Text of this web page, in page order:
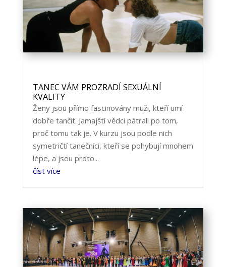
TANEC VÁM PROZRADÍ SEXUÁLNÍ
KVALITY
Ženy jsou přímo fascinovány muži, kteří umí
dobře tančit. Jamajští vědci pátrali po tom,
proč tomu tak je. V kurzu jsou podle nich
symetričtí tanečníci, kteří se pohybují mnohem
lépe, a jsou proto...
číst více